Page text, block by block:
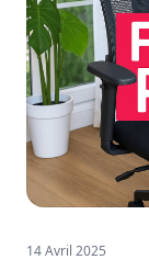
14 Avril 2025